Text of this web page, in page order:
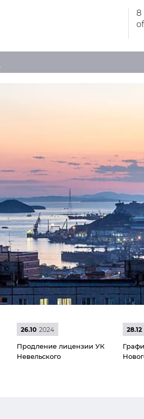
8
26.10 2024
Продление лицензии УК
Невельского
28.12